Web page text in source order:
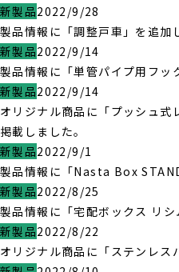
新製品2022/9/28
製品情報に「調整戸車」を追加
新製品2022/9/14
製品情報に「単管パイプ用フッ
新製品2022/9/14
オリジナル商品に「プッシュ式
掲載しました。
新製品2022/9/1
製品情報に「Nasta Box
新製品2022/8/25
製品情報に「宅配ボックス リシ
新製品2022/8/22
オリジナル商品に「ステンレス